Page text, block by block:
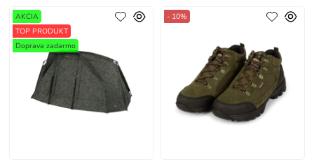
AKCIA
TOP PRODUKT
Doprava zadarmo
- 10%